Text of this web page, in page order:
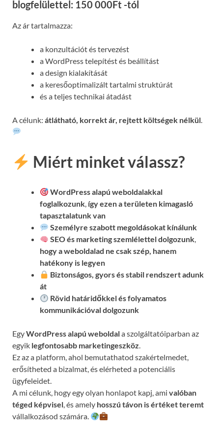
blogfelülettel: 150 000Ft -tól
Az ár tartalmazza:
a konzultációt és tervezést
a WordPress telepítést és beállítást
a design kialakítását
a keresőoptimalizált tartalmi struktúrát
és a teljes technikai átadást
A célunk: átlátható, korrekt ár, rejtett költségek nélkül
Miért minket válassz?
WordPress alapú weboldalakkal
foglalkozunk, így ezen a területen kimagasló
tapasztalatunk van
Személyre szabott megoldásokat kínálunk
SEO és marketing szemlélettel dolgozunk,
hogy a weboldalad ne csak szép, hanem
hatékony is legyen
Biztonságos, gyors és stabil rendszert adunk
át
Rövid határidőkkel és folyamatos
kommunikációvaldolgozunk
EgyWordPress alapú weboldala szolgáltatóiparban az
egyik legfontosabb marketingeszköz.
Ez az a platform, ahol bemutathatod szakértelmedet,
erősítheted a bizalmat, és elérheted a potenciális
ügyfeleidet.
A mi célunk, hogy egy olyan honlapot kapj, ami valóban
téged képvisel, és amely hosszú távon is értéket teremt
vállalkozásod számára.